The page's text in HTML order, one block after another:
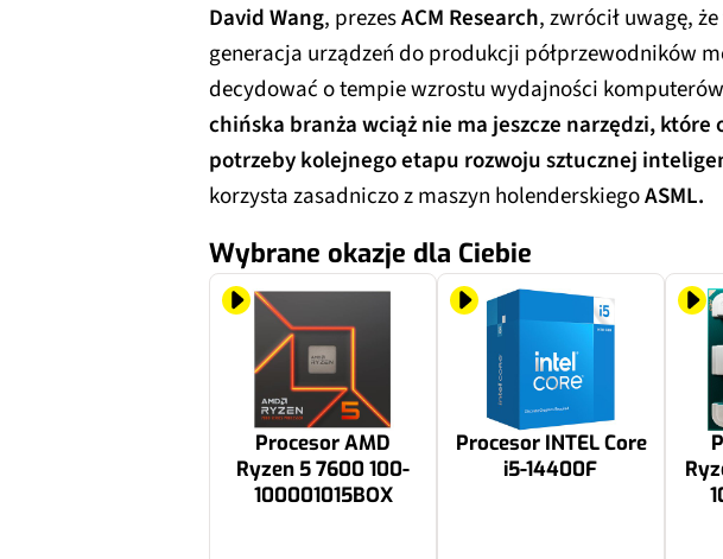
David Wang, prezesACM Research, zwrócił uwagę,
generacja urządzeń do produkcji półprzewodników
decydować o tempie wzrostu wydajności
chińska branża wciąż nie ma jeszcze narzędzi, które
potrzeby kolejnego etapu rozwoju sztucznej
korzysta zasadniczo z maszyn holenderskiegoASML.
Wybrane okazje dla Ciebie
Procesor AMD
Ryzen 5 7600 100-
100001015BOX
Procesor INTEL Core
i5-14400F